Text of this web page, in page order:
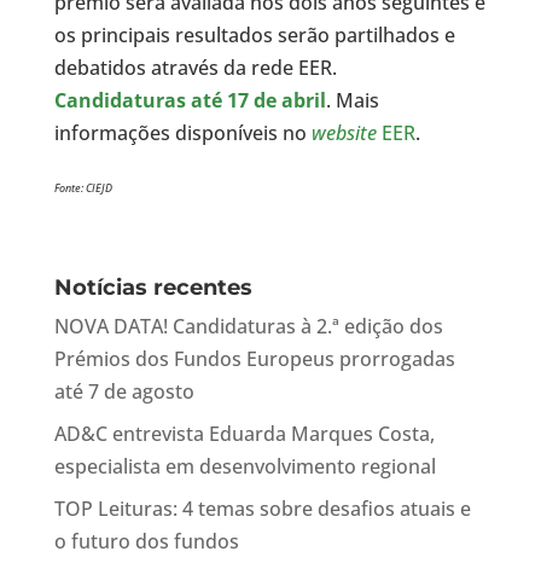
os principais resultados serão partilhados e
debatidos através da rede EER.
Candidaturas até 17 de abril. Mais
informações disponíveis no websiteEER.
Fonte: CIEJD
Notícias recentes
NOVA DATA! Candidaturas à 2.ª edição dos
Prémios dos Fundos Europeus prorrogadas
até 7 de agosto
AD&C entrevista Eduarda Marques Costa,
especialista em desenvolvimento regional
TOP Leituras: 4 temas sobre desafios atuais e
o futuro dos fundos